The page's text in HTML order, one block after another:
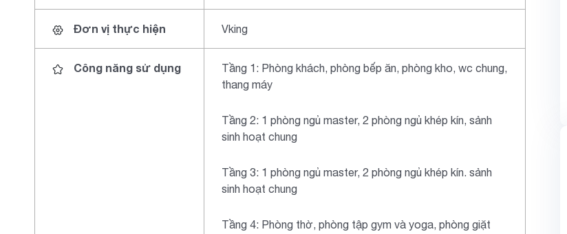
Đơn vị thực hiện Vking
Công năng sử dụng
Tầng 1: Phòng khách, phòng bếp ăn, phòng kho, wc chung,
thang máy
Tầng 2: 1 phòng ngủ master, 2 phòng ngủ khép kín, sảnh
sinh hoạt chung
Tầng 3: 1 phòng ngủ master, 2 phòng ngủ khép kín. sảnh
sinh hoạt chung
Tầng 4: Phòng thờ, phòng tập gym và yoga, phòng giặt